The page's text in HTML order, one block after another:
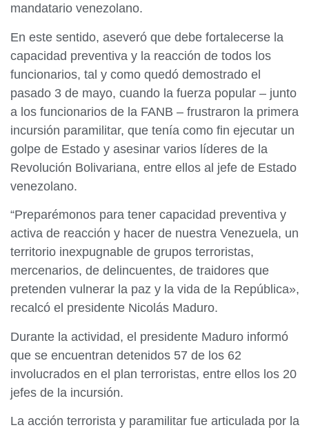
mandatario venezolano.
En este sentido, aseveró que debe fortalecerse la
capacidad preventiva y la reacción de todos los
funcionarios, tal y como quedó demostrado el
pasado 3 de mayo, cuando la fuerza popular – junto
a los funcionarios de la FANB – frustraron la primera
incursión paramilitar, que tenía como fin ejecutar un
golpe de Estado y asesinar varios líderes de la
Revolución Bolivariana, entre ellos al jefe de Estado
venezolano.
“Preparémonos para tener capacidad preventiva y
activa de reacción y hacer de nuestra Venezuela, un
territorio inexpugnable de grupos terroristas,
mercenarios, de delincuentes, de traidores que
pretenden vulnerar la paz y la vida de la República»,
recalcó el presidente Nicolás Maduro.
Durante la actividad, el presidente Maduro informó
que se encuentran detenidos 57 de los 62
involucrados en el plan terroristas, entre ellos los 20
jefes de la incursión.
La acción terrorista y paramilitar fue articulada por la